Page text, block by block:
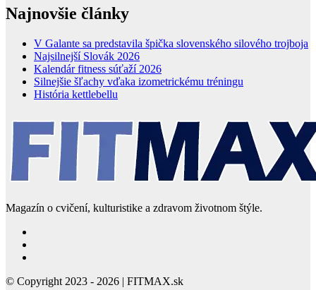
Najnovšie články
V Galante sa predstavila špička slovenského silového trojboja
Najsilnejší Slovák 2026
Kalendár fitness súťaží 2026
Silnejšie šľachy vďaka izometrickému tréningu
História kettlebellu
Magazín o cvičení, kulturistike a zdravom životnom štýle.
© Copyright 2023 - 2026 | FITMAX.sk